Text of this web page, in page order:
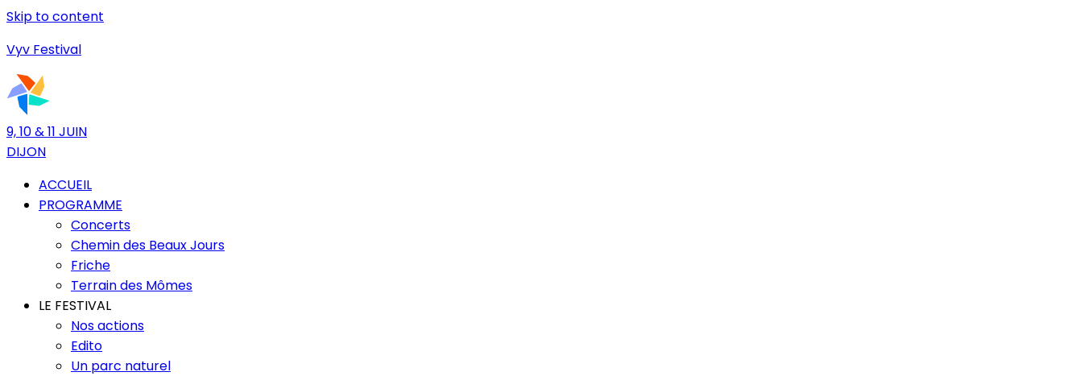
Skip to content
Vyv Festival
9, 10 & 11 JUIN
DIJON
ACCUEIL
PROGRAMME
Concerts
Chemin des Beaux Jours
Friche
Terrain des Mômes
LE FESTIVAL
Nos actions
Edito
Un parc naturel